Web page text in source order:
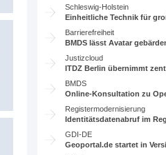
Schleswig-Holstein
Einheitliche Technik für
Barrierefreiheit
BMDS lässt Avatar
Justizcloud
ITDZ Berlin übernimmt
BMDS
Online-Konsultation zu
Registermodernisierung
Identitätsdatenabruf im
GDI-DE
Geoportal.de startet in